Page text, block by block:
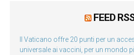
FEED
Il Vaticano offre 20 punti per un
universale ai vaccini, per un mondo